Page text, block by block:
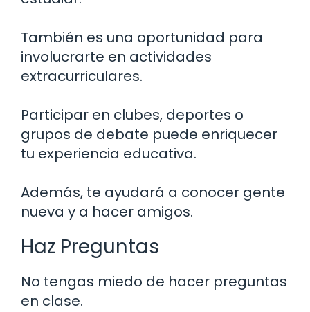
También es una oportunidad para
involucrarte en actividades
extracurriculares.
Participar en clubes, deportes o
grupos de debate puede enriquecer
tu experiencia educativa.
Además, te ayudará a conocer gente
nueva y a hacer amigos.
Haz Preguntas
No tengas miedo de hacer preguntas
en clase.